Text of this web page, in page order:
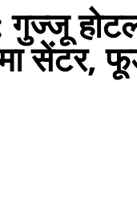
होटल
सेंटर,